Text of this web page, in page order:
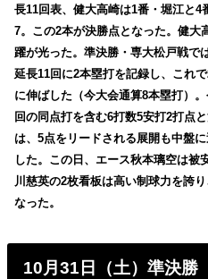
長11回表、健大高崎は1番・堀江と
7。この2本が決勝点となった。健大
躍が光った。準決勝・専大松戸戦で
延長11回に2本塁打を記録し、これ
に伸ばした（今大会通算8本塁打）
回の同点打を含む6打数5安打2打点
は、5点をリードされる展開も中盤
した。この日、エース秋本璃空は被
川慈英の2枚看板は高い制球力を誇
なった。
10月31日（土）準決勝